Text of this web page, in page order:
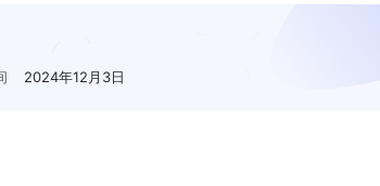
2024年12月3日